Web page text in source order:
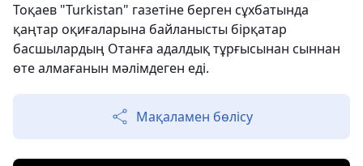
Тоқаев "Turkistan" газетіне берген сұхбатында
қаңтар оқиғаларына байланысты бірқатар
басшылардың Отанға адалдық тұрғысынан сыннан
өте алмағанын мәлімдеген еді.
Мақаламен бөлісу